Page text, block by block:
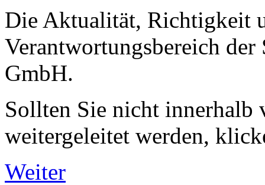
Die Aktualität, Richtigkeit
Verantwortungsbereich
GmbH.
Sollten Sie nicht innerhalb
weitergeleitet werden,
Weiter